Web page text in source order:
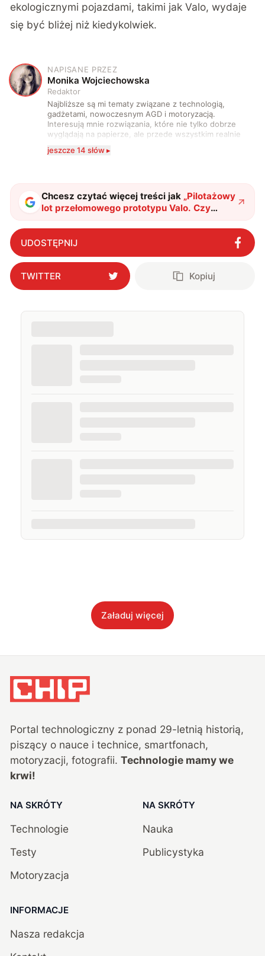
ekologicznymi pojazdami, takimi jak Valo, wydaje
się być bliżej niż kiedykolwiek.
M
NAPISANE PRZEZ
Monika Wojciechowska
Redaktor
Najbliższe są mi tematy związane z technologią,
gadżetami, nowoczesnym AGD i motoryzacją.
Interesują mnie rozwiązania, które nie tylko dobrze
wyglądają na papierze, ale przede wszystkim realnie
wpływają na komfort, wygodę i sposób, w jaki
korzystamy z technologii na co dzień. Ukończyłam
muzykę.
jeszcze 14 słów ▸
Chcesz czytać więcej treści jak „Pilotażowy
lot przełomowego prototypu Valo. Czy
czekają nas hybrydowe latające
taksówki?"?
UDOSTĘPNIJ
TWITTER Kopiuj
Załaduj więcej
Portal technologiczny z ponad 29-letnią historią,
piszący o nauce i technice, smartfonach,
motoryzacji, fotografii. Technologie mamy we
krwi!
NA SKRÓTY
Technologie
Testy
Motoryzacja
NA SKRÓTY
Nauka
Publicystyka
INFORMACJE
Nasza redakcja